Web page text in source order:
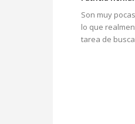
Son muy
lo que
tarea de